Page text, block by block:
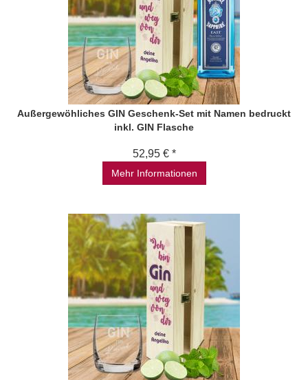
Außergewöhliches GIN Geschenk-Set mit Namen bedruckt
inkl. GIN Flasche
52,95 € *
Mehr Informationen